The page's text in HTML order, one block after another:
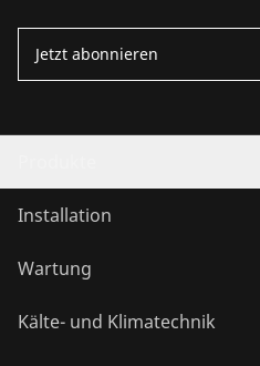
Jetzt abonnieren
Installation
Wartung
Kälte- und Klimatechnik